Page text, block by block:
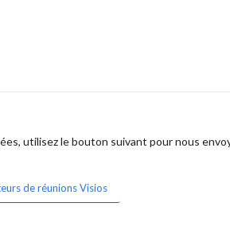
utilisez le bouton suivant pour nous
de réunions Visios